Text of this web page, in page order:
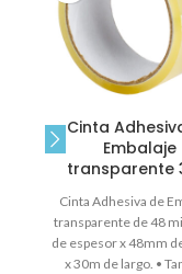
Cinta
Embalaje
transparente
Cinta Adhesiva de
transparente de 48
de espesor x 48mm
x 30m de largo. •